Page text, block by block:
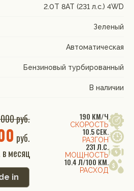
2.0T 8AT (231 л.с.) 4WD
Зеленый
Автоматическая
Бензиновый турбированный
В наличии
190 КМ/Ч
СКОРОСТЬ
10.5 СЕК.
РАЗГОН
231 Л.С.
МОЩНОСТЬ
10.4 Л/100 КМ.
РАСХОД
руб.
руб.
в месяц
in